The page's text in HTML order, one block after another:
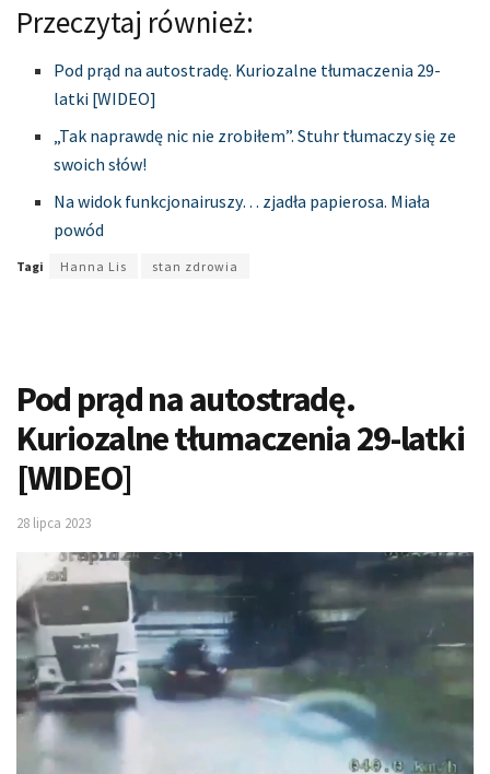
Przeczytaj również:
Pod prąd na autostradę. Kuriozalne tłumaczenia 29-
latki [WIDEO]
„Tak naprawdę nic nie zrobiłem”. Stuhr tłumaczy się ze
swoich słów!
Na widok funkcjonairuszy… zjadła papierosa. Miała
powód
Tagi Hanna Lis stan zdrowia
Pod prąd na autostradę.
Kuriozalne tłumaczenia 29-latki
[WIDEO]
28 lipca 2023